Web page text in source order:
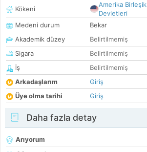
Kökeni
Amerika Birleşik
Devletleri
Medeni durum
Bekar
Akademik düzey
Belirtilmemiş
Sigara
Belirtilmemiş
İş
Belirtilmemiş
Arkadaşlarım
Giriş
Üye olma tarihi
Giriş
Daha fazla detay
Arıyorum